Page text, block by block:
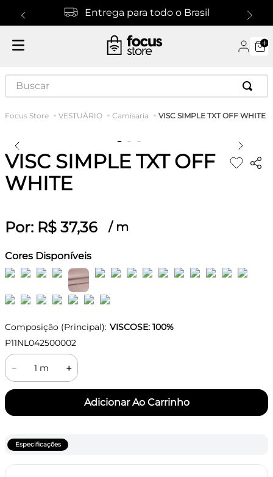
Entrega para todo o Brasil
Buscar
VESTUÁRIO Camisaria VISC SIMPLE TXT OFF WHITE
VISC SIMPLE TXT OFF
WHITE
Por: R$ 37,36 / m
Cores Disponíveis
Composição (Principal): VISCOSE: 100%
P11NL042500002
＋
－
Especificações